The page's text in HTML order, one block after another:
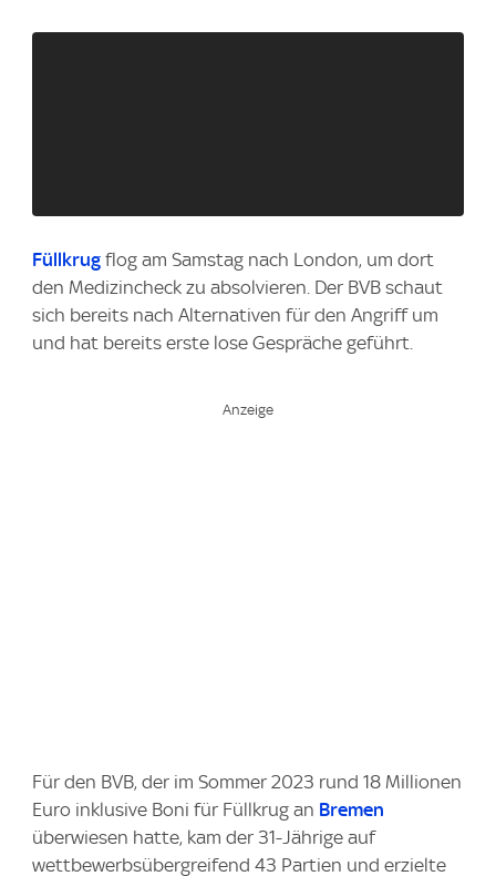
Füllkrug flog am Samstag nach London, um dort
den Medizincheck zu absolvieren. Der BVB schaut
sich bereits nach Alternativen für den Angriff um
und hat bereits erste lose Gespräche geführt.
Für den BVB, der im Sommer 2023 rund 18 Millionen
Euro inklusive Boni für Füllkrug an Bremen
überwiesen hatte, kam der 31-Jährige auf
wettbewerbsübergreifend 43 Partien und erzielte